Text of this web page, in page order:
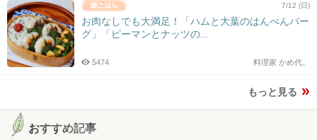
7/12 (日)
お肉なしでも大満足！「ハムと大葉のはんぺんバー
グ」「ピーマンとナッツの...
料理家 かめ代。
5474
もっと見る
おすすめ記事